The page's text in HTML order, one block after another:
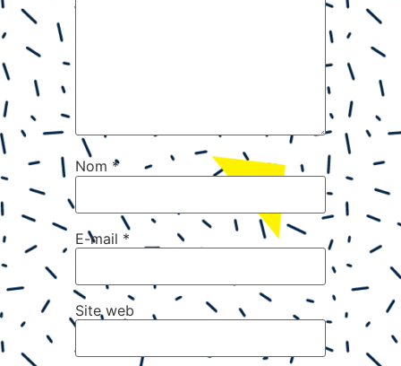
Nom *
E-mail *
Site web